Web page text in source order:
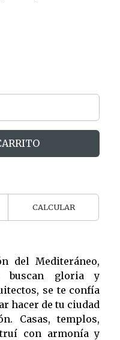
CALCULAR
del Mediteráneo,
buscan gloria y
se te confía
hacer de tu ciudad
Casas, templos,
con armonía y